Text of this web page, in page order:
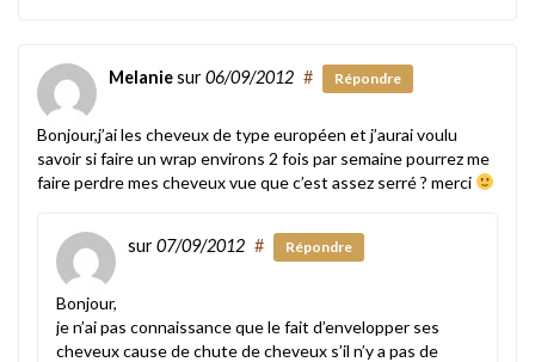
Melaniesur06/09/2012 # Répondre
Bonjour,j’ai les cheveux de type européen et j’aurai voulu
savoir si faire un wrap environs 2 fois par semaine pourrez me
faire perdre mes cheveux vue que c’est assez serré ? merci
sur07/09/2012 # Répondre
Bonjour,
je n’ai pas connaissance que le fait d’envelopper ses
cheveux cause de chute de cheveux s’il n’y a pas de